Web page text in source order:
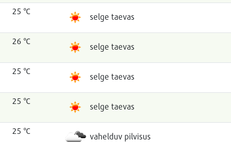
25 °C
selge taevas
26 °C
selge taevas
25 °C
selge taevas
25 °C
selge taevas
25 °C
vahelduv pilvisus